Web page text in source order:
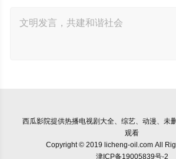
西瓜影院提供热播电视剧大全、综艺、动漫、未
观看
Copyright © 2019 licheng-oil.com All
津ICP备19005839号-2